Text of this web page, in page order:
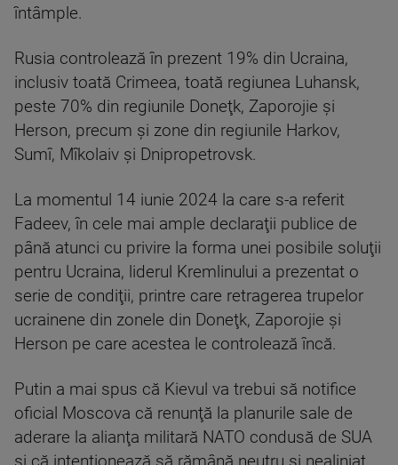
întâmple.
Rusia controlează în prezent 19% din Ucraina,
inclusiv toată Crimeea, toată regiunea Luhansk,
peste 70% din regiunile Doneţk, Zaporojie şi
Herson, precum şi zone din regiunile Harkov,
Sumî, Mîkolaiv şi Dnipropetrovsk.
La momentul 14 iunie 2024 la care s-a referit
Fadeev, în cele mai ample declaraţii publice de
până atunci cu privire la forma unei posibile soluţii
pentru Ucraina, liderul Kremlinului a prezentat o
serie de condiţii, printre care retragerea trupelor
ucrainene din zonele din Doneţk, Zaporojie şi
Herson pe care acestea le controlează încă.
Putin a mai spus că Kievul va trebui să notifice
oficial Moscova că renunţă la planurile sale de
aderare la alianţa militară NATO condusă de SUA